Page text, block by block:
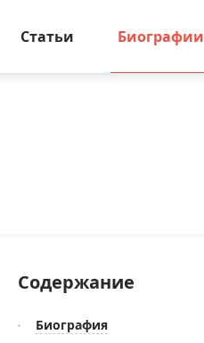
Статьи Биографии
Содержание
Биография